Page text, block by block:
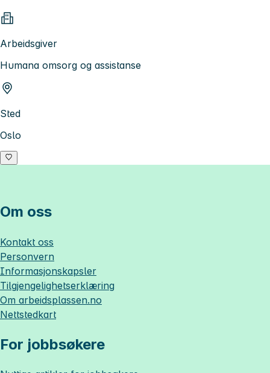
Arbeidsgiver
Humana omsorg og assistanse
Sted
Oslo
Om oss
Kontakt oss
Personvern
Informasjonskapsler
Tilgjengelighetserklæring
Om arbeidsplassen.no
Nettstedkart
For jobbsøkere